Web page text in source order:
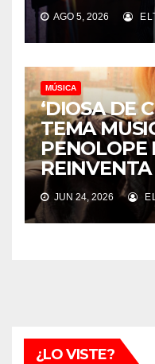
AGO 5, 2026
MÚSICA
‘DIOSA DE
TEMA
PENOLOPE
REINVENTA
JUN 24, 2026
¿LO VISTE?